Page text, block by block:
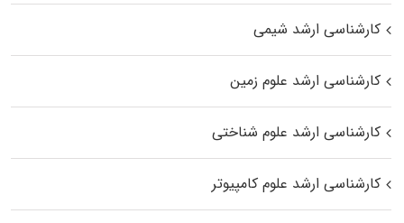
کارشناسی ارشد شیمی
کارشناسی ارشد علوم زمین
کارشناسی ارشد علوم شناختی
کارشناسی ارشد علوم کامپیوتر